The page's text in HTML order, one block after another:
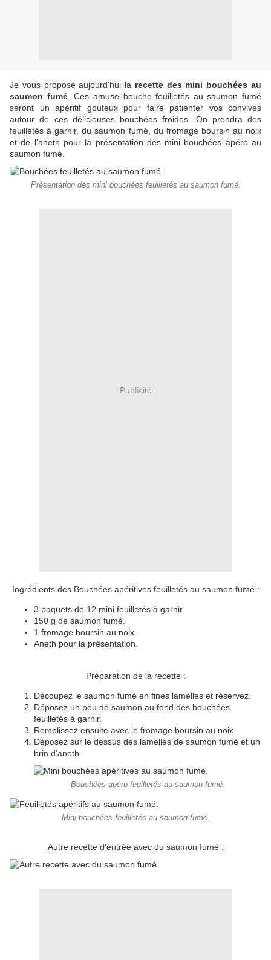
Je vous propose aujourd'hui la recette des mini bouchées au
saumon fumé. Ces amuse bouche feuilletés au saumon fumé
seront un apéritif gouteux pour faire patienter vos convives
autour de ces délicieuses bouchées froides. On prendra des
feuilletés à garnir, du saumon fumé, du fromage boursin au noix
et de l'aneth pour la présentation des mini bouchées apéro au
saumon fumé.
Présentation des mini bouchées feuilletés au saumon fumé.
Publicité
Ingrédients des Bouchées apéritives feuilletés au saumon fumé :
3 paquets de 12 mini feuilletés à garnir.
150 g de saumon fumé.
1 fromage boursin au noix.
Aneth pour la présentation.
Préparation de la recette :
Découpez le saumon fumé en fines lamelles et réservez.
Déposez un peu de saumon au fond des bouchées
feuilletés à garnir.
Remplissez ensuite avec le fromage boursin au noix.
Déposez sur le dessus des lamelles de saumon fumé et un
brin d'aneth.
Bouchées apéro feuilletés au saumon fumé.
Mini bouchées feuilletés au saumon fumé.
Autre recette d'entrée avec du saumon fumé :